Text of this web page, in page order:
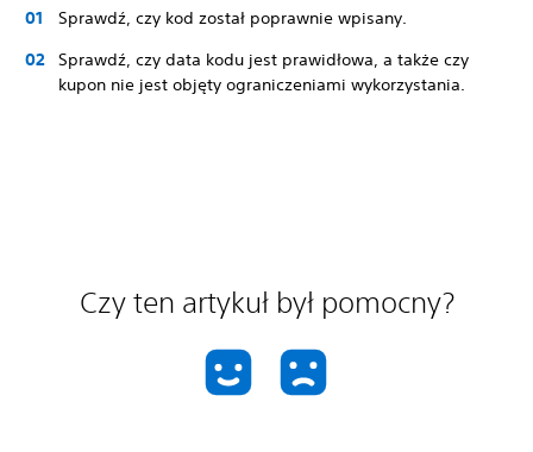
Sprawdź, czy kod został poprawnie wpisany.
Sprawdź, czy data kodu jest prawidłowa, a także czy
kupon nie jest objęty ograniczeniami wykorzystania.
Czy ten artykuł był pomocny?